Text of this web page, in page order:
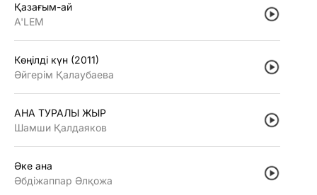
Қазағым-ай
A'LEM
Көңiлдi күн (2011)
Әйгерiм Қалаубаева
АНА ТУРАЛЫ ЖЫР
Шамши Қалдаяков
Әке ана
Әбдiжаппар Әлқожа